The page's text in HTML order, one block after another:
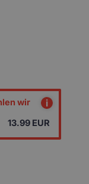
wir i
13.99 EUR